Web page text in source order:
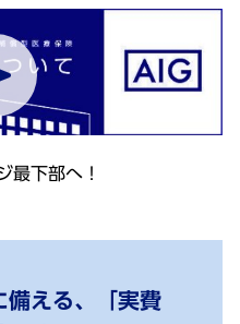
最下部へ！
備える、「実費